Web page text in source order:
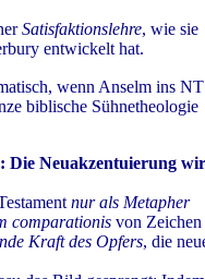
Satisfaktionslehre, wie sie
entwickelt hat.
wenn Anselm ins NT
biblische Sühnetheologie
Die Neuakzentuierung
nur als Metapher
comparationis von Zeichen
Kraft des Opfers, die